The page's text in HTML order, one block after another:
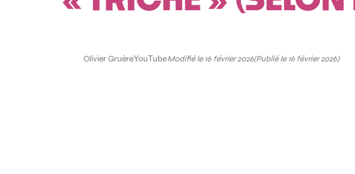
Olivier GruèreYouTubeModifié le 16 février 2026(Publié le 16 février 2026)